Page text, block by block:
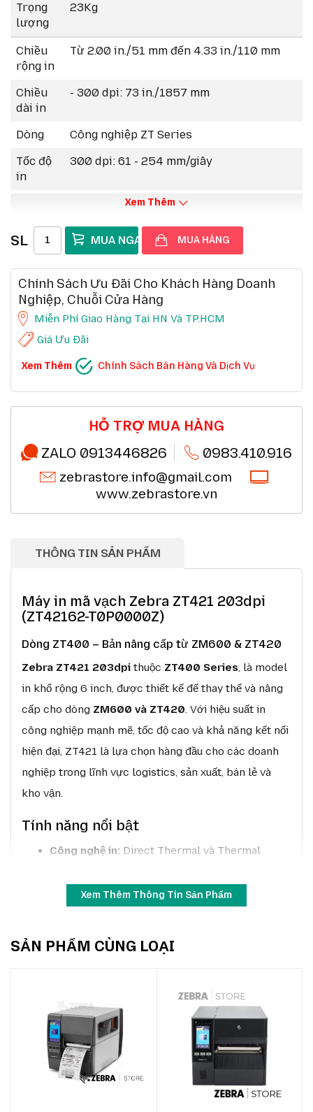
Trọng
lượng
23Kg
Chiều
rộng in
Từ 2.00 in./51 mm đến 4.33 in./110 mm
Chiều
dài in
- 300 dpi: 73 in./1857 mm
Dòng
Công nghiệp ZT Series
Tốc độ
in
300 dpi: 61 - 254 mm/giây
Xem Thêm
SL MUA HÀNG
Chính Sách Ưu Đãi Cho Khách Hàng Doanh
Nghiệp, Chuỗi Cửa Hàng
Miễn Phí Giao Hàng Tại HN Và TP.HCM
Giá Ưu Đãi
CHÍNH SÁCH BÁN HÀNG VÀ DỊCH VỤ
Ưu đãi chuỗi cửa hàng, siêu thị
Ưu đãi khách hàng doanh nghiệp cả FDI Chi tiết
Đổi mới sản phẩm trong 7 ngày đầu (*) Chi tiết
Mua online - giao hàng nhanh chóng (*) Chi tiết
Chất lượng sản phẩm chính hãng CO,CQ (*)
Thanh toán chuyển khoản QRcode (*)
Xem Thêm Chính Sách Bán Hàng Và Dịch Vụ
HỖ TRỢ MUA HÀNG
ZALO 0913446826
0983.410.916
zebrastore.info@gmail.com
www.zebrastore.vn
THÔNG TIN SẢN PHẨM
Máy in mã vạch Zebra ZT421 203dpi
(ZT42162-T0P0000Z)
Dòng ZT400 – Bản nâng cấp từ ZM600 & ZT420
Zebra ZT421 203dpithuộc ZT400 Series, là model
in khổ rộng 6 inch, được thiết kế để thay thế và nâng
cấp cho dòng ZM600 và ZT420. Với hiệu suất in
công nghiệp mạnh mẽ, tốc độ cao và khả năng kết nối
hiện đại, ZT421 là lựa chọn hàng đầu cho các doanh
nghiệp trong lĩnh vực logistics, sản xuất, bán lẻ và
kho vận.
Tính năng nổi bật
Công nghệ in: Direct Thermal và Thermal
Tốc độ in tối đa: 12 ips (305 mm/s) giúp xử lý
Độ phân giải:
dpi (12 dot/mm) cho nhu cầu in chi tiết hơn.
(802.11ax) với Bluetooth 5.3 hoặc Wi-Fi 5
(802.11ac) với Bluetooth 4.2.
Khổ in rộng:tối đa 168 mm (6.6 in), đáp ứng các
ứng dụng nhãn pallet, thùng carton.
Màn hình cảm ứng màu:
4.3 inch full-color
touch display, dễ thao tác và trực quan.
Xem Thêm Thông Tin Sản Phẩm
SẢN PHẨM CÙNG LOẠI